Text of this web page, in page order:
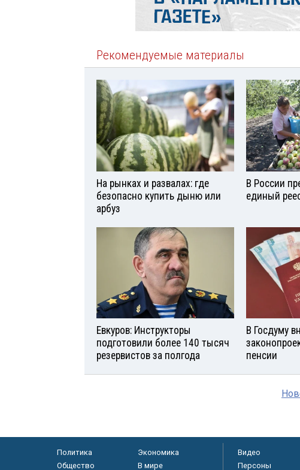
Рекомендуемые материалы
На рынках и развалах: где
безопасно купить дыню или
арбуз
В России
единый
Евкуров: Инструкторы
подготовили более 140 тысяч
резервистов за полгода
В Госдуму
пенсии
Политика
Экономика
Общество
В мире
Видео
Персоны